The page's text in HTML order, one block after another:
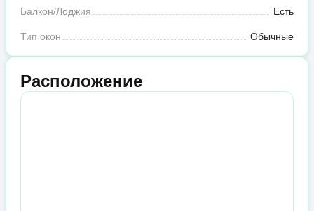
Балкон/Лоджия Есть
Тип окон Обычные
Расположение